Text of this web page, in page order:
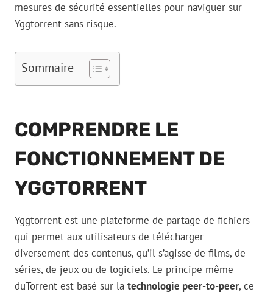
mesures de sécurité essentielles pour naviguer sur
Yggtorrent sans risque.
Sommaire
COMPRENDRE LE
FONCTIONNEMENT DE
YGGTORRENT
Yggtorrent est une plateforme de partage de fichiers
qui permet aux utilisateurs de télécharger
diversement des contenus, qu’il s’agisse de films, de
séries, de jeux ou de logiciels. Le principe même
duTorrent est basé sur la technologie peer-to-peer, ce